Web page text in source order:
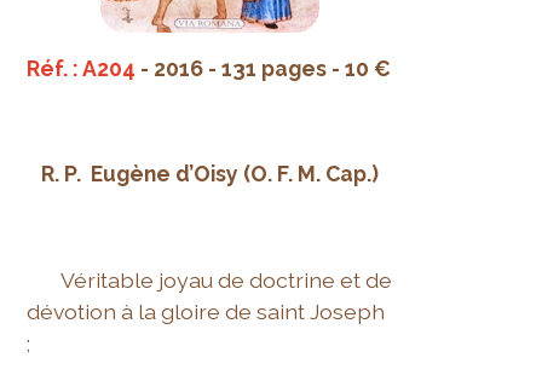
Réf. : A204 - 2016 - 131 pages - 10 €
R. P. Eugène d’Oisy (O. F. M. Cap.)
Véritable joyau de doctrine et de
dévotion à la gloire de saint Joseph
;